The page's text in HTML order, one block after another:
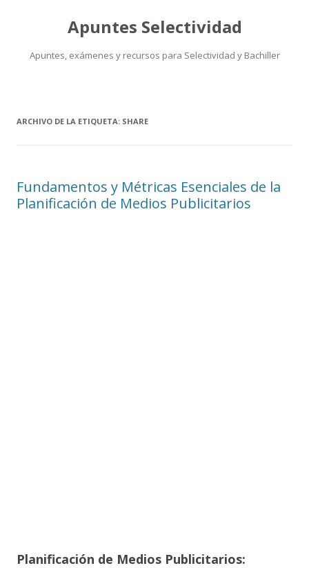
Apuntes Selectividad
Apuntes, exámenes y recursos para Selectividad y Bachiller
ARCHIVO DE LA ETIQUETA: SHARE
Fundamentos y Métricas Esenciales de la
Planificación de Medios Publicitarios
Planificación de Medios Publicitarios: